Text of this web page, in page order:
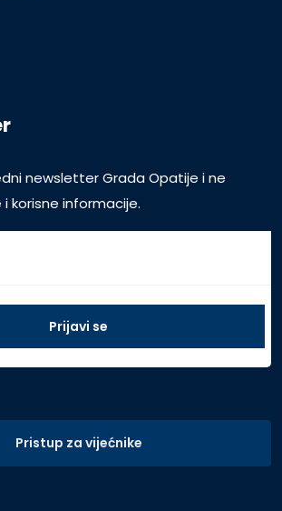
newsletter Grada Opatije i ne
korisne informacije.
Pristup za vijećnike